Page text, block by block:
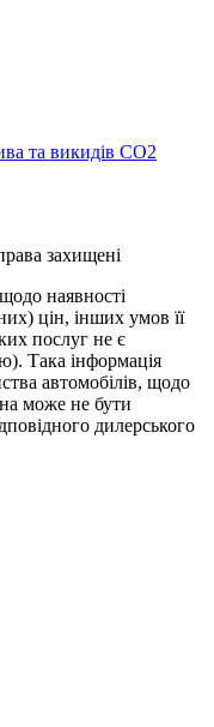
та викидів СО2
захищені
наявності
цін, інших умов її
послуг не є
Така інформація
автомобілів, щодо
може не бути
дилерського